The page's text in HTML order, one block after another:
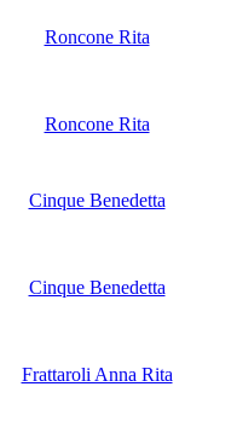
Roncone Rita
Roncone Rita
Cinque Benedetta
Cinque Benedetta
Frattaroli Anna Rita